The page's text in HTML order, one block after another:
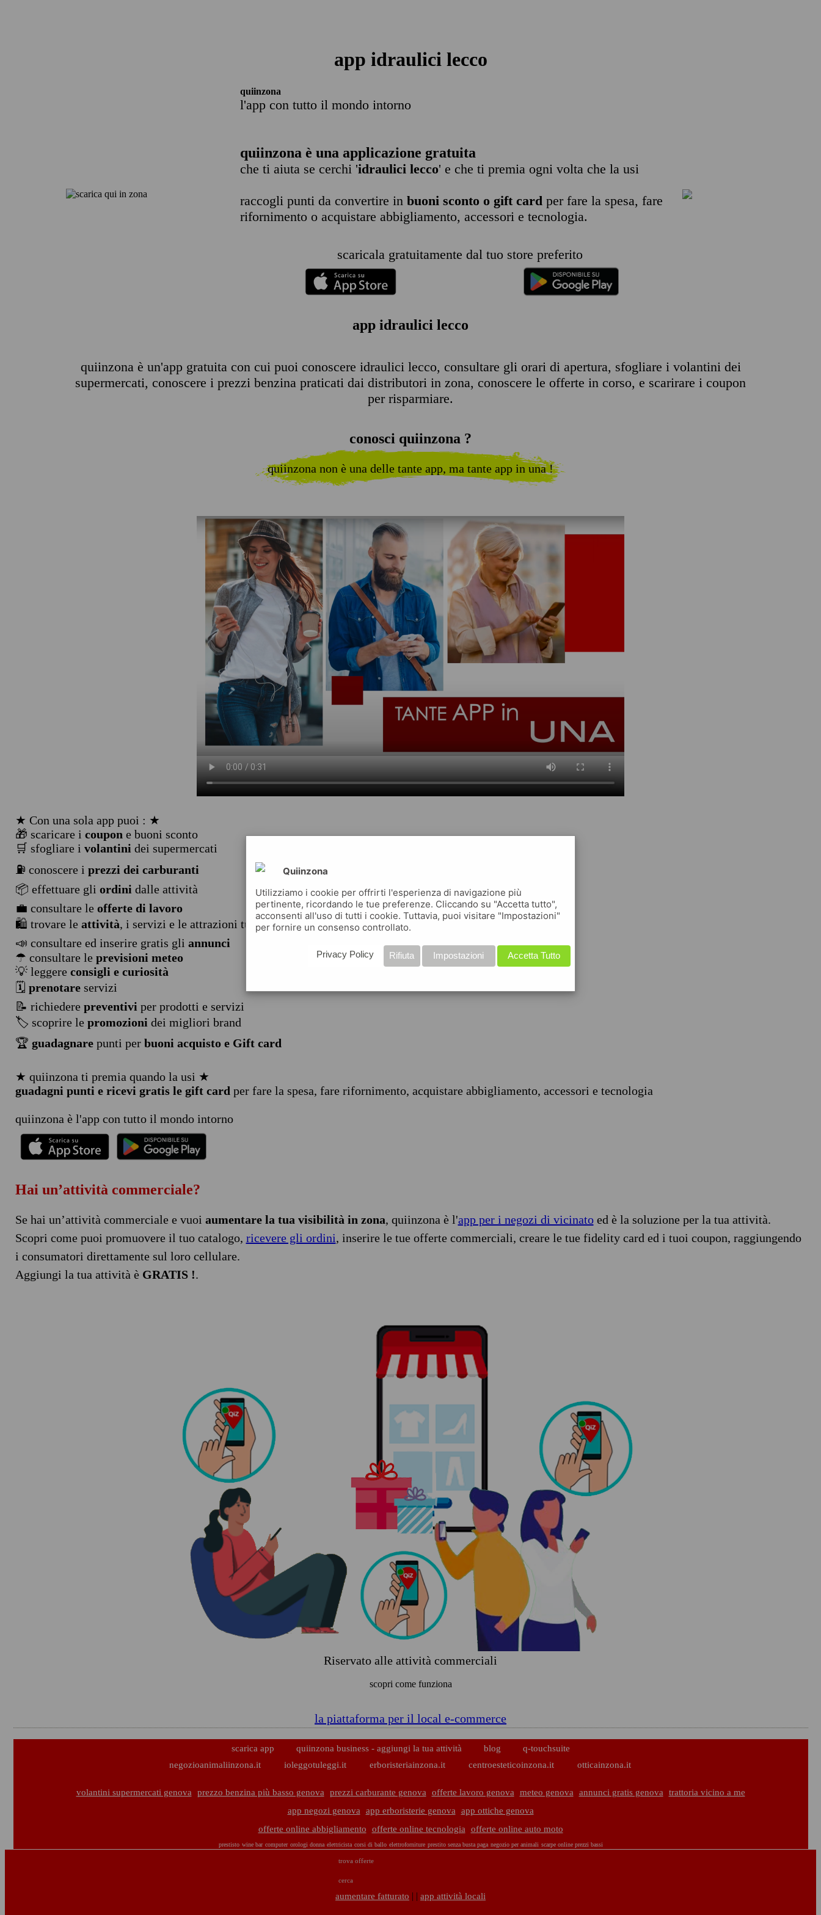
app idraulici lecco
quiinzona
l'app con tutto il mondo intorno
quiinzona è una applicazione gratuita
che ti aiuta se cerchi 'idraulici lecco' e che ti premia ogni volta che la usi
raccogli punti da convertire in buoni sconto o gift card per fare la spesa, fare
rifornimento o acquistare abbigliamento, accessori e tecnologia.
scaricala gratuitamente dal tuo store preferito
app idraulici lecco
quiinzona è un'app gratuita con cui puoi conoscere idraulici lecco, consultare gli orari di apertura, sfogliare i volantini dei
supermercati, conoscere i prezzi benzina praticati dai distributori in zona, conoscere le offerte in corso, e scarirare i coupon
per risparmiare.
conosci quiinzona ?
quiinzona non è una delle tante app, ma tante app in una !
★ Con una sola app puoi : ★
🎁 scaricare i coupon e buoni sconto
🛒 sfogliare i volantini dei supermercati
⛽ conoscere i prezzi dei carburanti
📦 effettuare gli ordini dalle attività
💼 consultare le offerte di lavoro
🛍️ trovare le attività, i servizi e le attrazioni turistiche
📣 consultare ed inserire gratis gli annunci
☂ consultare le previsioni meteo
💡 leggere consigli e curiosità
🗓️ prenotareservizi
📝 richiedere preventivi per prodotti e servizi
🏷️ scoprire le promozioni dei migliori brand
🏆 guadagnarepunti per buoni acquisto e Gift card
★ quiinzona ti premia quando la usi ★
guadagni punti e ricevi gratis le gift card per fare la spesa, fare rifornimento, acquistare abbigliamento, accessori e tecnologia
quiinzona è l'app con tutto il mondo intorno
Hai un’attività commerciale?
Se hai un’attività commerciale e vuoi aumentare la tua visibilità in zona, quiinzona è l'app per i negozi di vicinatoed è la soluzione per la tua attività.
Scopri come puoi promuovere il tuo catalogo, ricevere gli ordini, inserire le tue offerte commerciali, creare le tue fidelity card ed i tuoi coupon, raggiungendo
i consumatori direttamente sul loro cellulare.
Aggiungi la tua attività è GRATIS !.
Riservato alle attività commerciali
scopri come funziona
la piattaforma per il local e-commerce
scarica app quiinzona business - aggiungi la tua attività blog
q-touchsuite
negozioanimaliinzona.it
ioleggotuleggi.it erboristeriainzona.it centroesteticoinzona.it otticainzona.it
volantini supermercati genova prezzo benzina più basso genova prezzi carburante genova offerte lavoro genova meteo genova annunci gratis genova
trattoria vicino a me
app negozi genova
app erboristerie genova
app ottiche genova
offerte online abbigliamento
offerte online tecnologia offerte online auto moto
prestisto wine bar computer orologi donna elettricista corsi di ballo elettroforniture prestito senza busta paga negozio per animali scarpe online prezzi bassi
trova offerte
cerca
aumentare fatturato | | app attività locali
Quiinzona
Utilizziamo i cookie per offrirti l'esperienza di navigazione più
pertinente, ricordando le tue preferenze. Cliccando su "Accetta tutto",
acconsenti all'uso di tutti i cookie. Tuttavia, puoi visitare "Impostazioni"
per fornire un consenso controllato.
Accetta Tutto
Impostazioni
Rifiuta
Privacy Policy